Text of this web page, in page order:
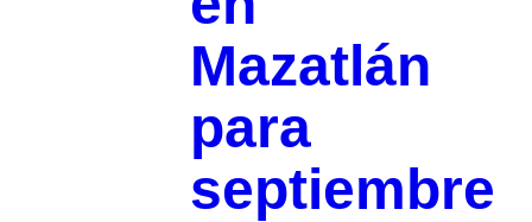
Mazatlán
para
septiembre